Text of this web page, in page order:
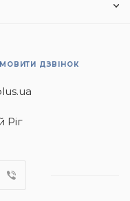
ДЗВІНОК
Ріг